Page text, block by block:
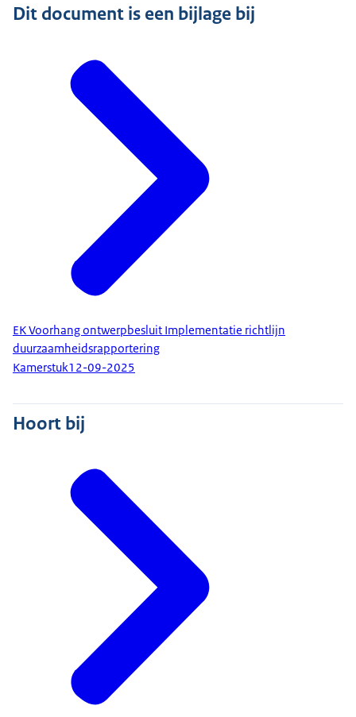
Dit document is een bijlage bij
EK Voorhang ontwerpbesluit Implementatie richtlijn
duurzaamheidsrapportering
Kamerstuk12-09-2025
Hoort bij